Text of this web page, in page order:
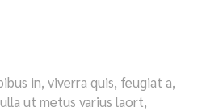
in, viverra quis, feugiat a,
ut metus varius laort,